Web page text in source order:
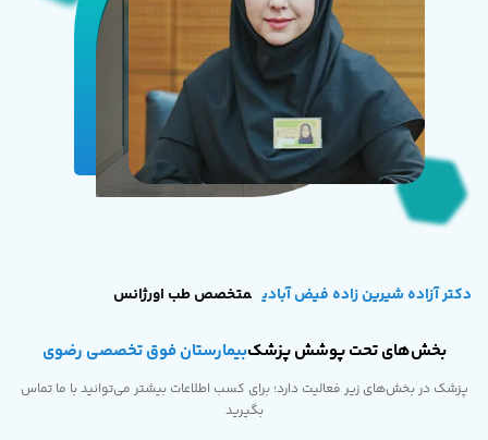
دکتر آزاده شیرین زاده فیض آبادی متخصص طب اورژانس
بخش‌های تحت پوشش پزشکبیمارستان فوق تخصصی رضوی
پزشک در بخش‌های زیر فعالیت دارد؛ برای کسب اطلاعات بیشتر می‌توانید با ما تماس
بگیرید